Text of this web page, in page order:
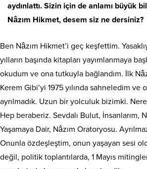
aydınlattı. Sizin için de anlamı büyük
Nâzım Hikmet, desem siz ne dersiniz?
Ben Nâzım Hikmet’i geç keşfettim.
yılların başında kitapları yayımlanmaya
okudum ve ona tutkuyla bağlandım. İlk
Kerem Gibi’yi 1975 yılında sahneledim ve
ayrılmadık. Uzun bir yolculuk bizimki.
Hep beraberiz. Sevdalı Bulut, İnsanlarım,
Yaşamaya Dair, Nâzım Oratoryosu.
Onunla özdeşleştim, onun yaşayan sesi
değil, politik toplantılarda, 1 Mayıs